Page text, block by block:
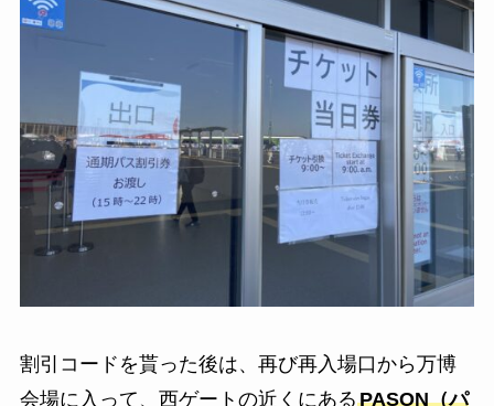
割引コードを貰った後は、再び再入場口から万博
会場に入って、西ゲートの近くにあるPASON（パ